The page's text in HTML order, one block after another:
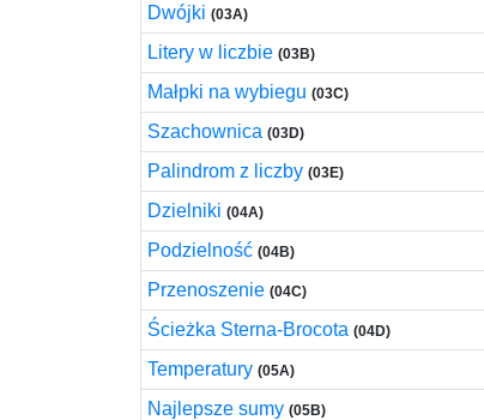
Dwójki (03A)
Litery w liczbie (03B)
Małpki na wybiegu (03C)
Szachownica (03D)
Palindrom z liczby (03E)
Dzielniki (04A)
Podzielność (04B)
Przenoszenie (04C)
Ścieżka Sterna-Brocota (04D)
Temperatury (05A)
Najlepsze sumy (05B)